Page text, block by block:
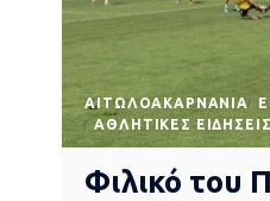
AΙΤΩΛΟΑΚΑΡΝΑΝΊΑ
ΑΘΛΗΤΙΚΈΣ
Φιλικό του